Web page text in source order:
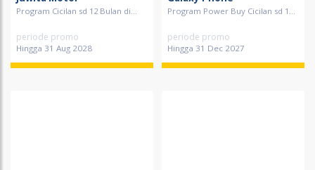
Program Cicilan sd 12 Bulan di...
periode promo
Hingga 31 Aug 2028
Program Power Buy Cicilan sd 1...
periode promo
Hingga 31 Dec 2027